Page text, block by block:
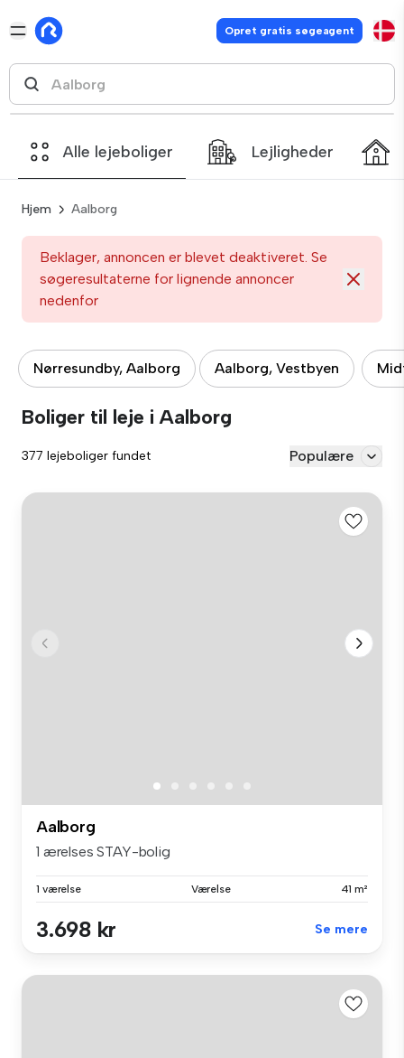
Opret gratis søgeagent
Alle lejeboliger Lejligheder
Hjem Aalborg
Beklager, annoncen er blevet deaktiveret. Se
søgeresultaterne for lignende annoncer
nedenfor
Nørresundby, Aalborg Aalborg, Vestbyen
Boliger til leje i Aalborg
377 lejeboliger fundet Populære
Aalborg
1 ærelses STAY-bolig
1 værelse Værelse 41 m²
3.698 kr Se mere